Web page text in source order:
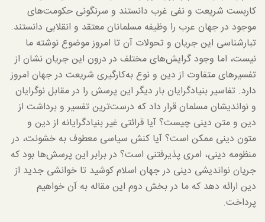
کاربست شریعت و نفی غرب دانستند و سرنگونی حکومت‌های
موجود در جهان عرب را وظیفه مسلمانان معتقد و انقلابی دانستند.
تبارشناسی این جریان و تحولات آن تا امروز موضوع نوشته ما
نیست، اما وجود گرایش‌های مختلف در درون این جریان نشان از
تفسیرهای متفاوت از دین و نوع به‌کارگیری شریعت در جهان امروز
دارد. تفاسیر بنیادگرایان بار دیگر این پرسش را در مقابل نوگرایان
و نواندیشان مسلمان قرار داد که درست‌ترین تفسیر و برداشت از
دین و متن دینی چیست؟ آیا قرائتی غیر بنیادگرایانه از دین و
متون دینی ممکن است؟ آیا کنش سیاسی معطوف به خشونت، در
منظومه دینی، امری پذیرفتنی است؟ در برابر این پرسش‌ها بود که
جریان نواندیشی دینی در جهان اسلام کوشید تا خوانشی جدید از
دین ارائه دهد که ما در بخش دوم این مقاله به آن خواهیم
پرداخت.